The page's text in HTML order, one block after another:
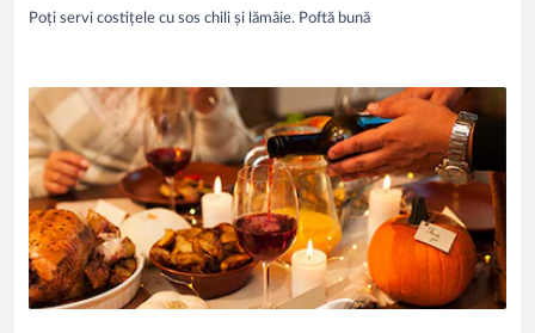
Poți servi costițele cu sos chili și lămâie. Poftă bună